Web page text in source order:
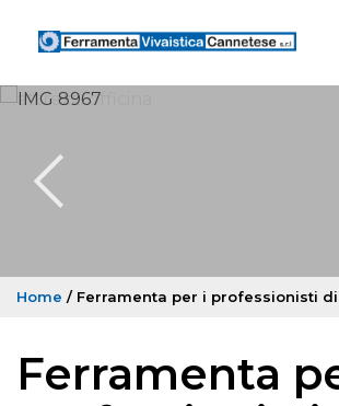
Home / Ferramenta per i professionisti
Ferramenta